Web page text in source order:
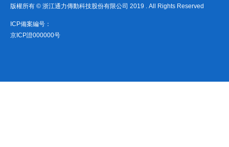
版權所有 © 浙江通力傳動科技股份有限公司 2019 . All Rights Reserved
ICP備案編号：
京ICP證000000号